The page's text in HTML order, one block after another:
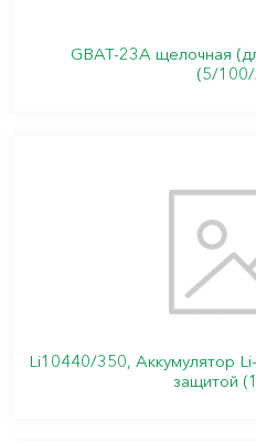
GBAT-23А щелочная
(5/
Li10440/350, Аккумулятор
защитой